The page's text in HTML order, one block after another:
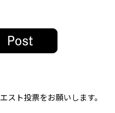
スト投票をお願いします。